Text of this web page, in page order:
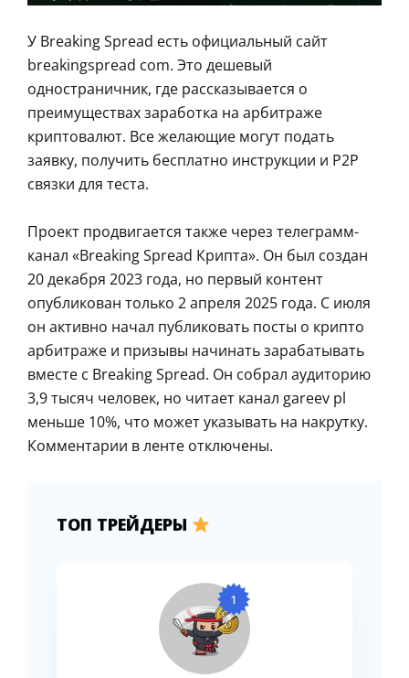
У Breaking Spread есть официальный сайт
breakingspread com. Это дешевый
одностраничник, где рассказывается о
преимуществах заработка на арбитраже
криптовалют. Все желающие могут подать
заявку, получить бесплатно инструкции и Р2Р
связки для теста.
Проект продвигается также через телеграмм-
канал «Breaking Spread Крипта». Он был создан
20 декабря 2023 года, но первый контент
опубликован только 2 апреля 2025 года. С июля
он активно начал публиковать посты о крипто
арбитраже и призывы начинать зарабатывать
вместе с Breaking Spread. Он собрал аудиторию
3,9 тысяч человек, но читает канал gareev pl
меньше 10%, что может указывать на накрутку.
Комментарии в ленте отключены.
ТОП ТРЕЙДЕРЫ
1